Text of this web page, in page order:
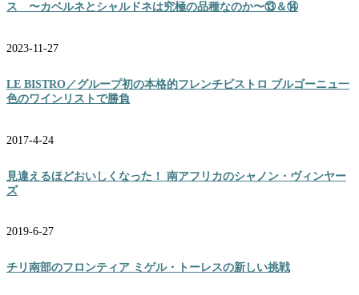
ス 〜カベルネとシャルドネは究極の品種なのか〜⑬＆⑭
2023-11-27
LE BISTRO／グループ初の本格的フレンチビストロ ブルゴーニュ一
色のワインリストで勝負
2017-4-24
見違えるほどおいしくなった！ 南アフリカのシャノン・ヴィンヤー
ズ
2019-6-27
チリ南部のフロンティア ミゲル・トーレスの新しい挑戦